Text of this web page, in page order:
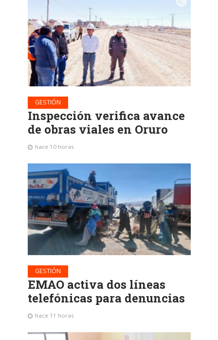
GESTIÓN
Inspección verifica avance
de obras viales en Oruro
hace 10 horas
GESTIÓN
EMAO activa dos líneas
telefónicas para denuncias
hace 11 horas